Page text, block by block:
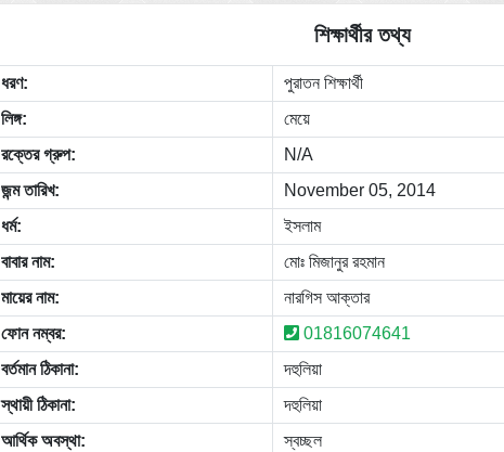
শিক্ষার্থীর তথ্য
ধরণ:
পুরাতন শিক্ষার্থী
লিঙ্গ:
মেয়ে
রক্তের গ্রুপ:
N/A
জন্ম তারিখ:
November 05, 2014
ধর্ম:
ইসলাম
বাবার নাম:
মোঃ মিজানুর রহমান
মায়ের নাম:
নার‌গিস আক্তার
ফোন নম্বর:
01816074641
বর্তমান ঠিকানা:
দহু‌লিয়া
স্থায়ী ঠিকানা:
দহু‌লিয়া
আর্থিক অবস্থা:
স্বচ্ছল